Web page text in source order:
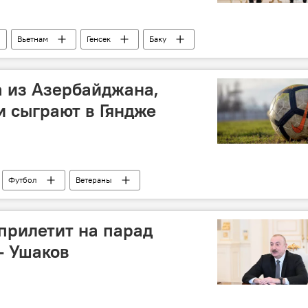
Вьетнам Генсек
Баку
Ильхам Алиев
Мехрибан Алиева
из Азербайджана,
сыграют в Гяндже
Футбол
Ветераны
Игры стран СНГ Гянджа АФФА
на парад
Ушаков